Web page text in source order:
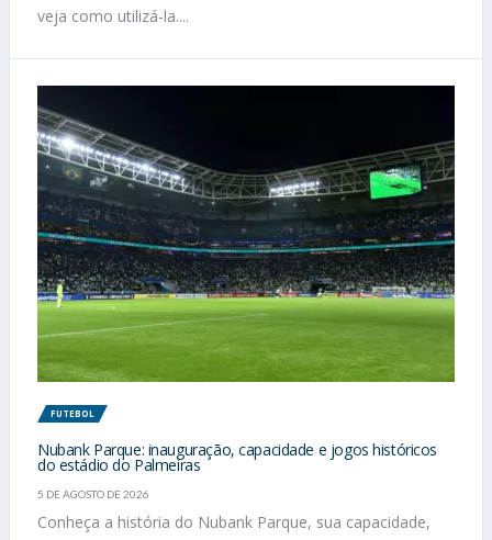
veja como utilizá-la....
FUTEBOL
Nubank Parque: inauguração, capacidade e jogos históricos
do estádio do Palmeiras
5 DE AGOSTO DE 2026
Conheça a história do Nubank Parque, sua capacidade,